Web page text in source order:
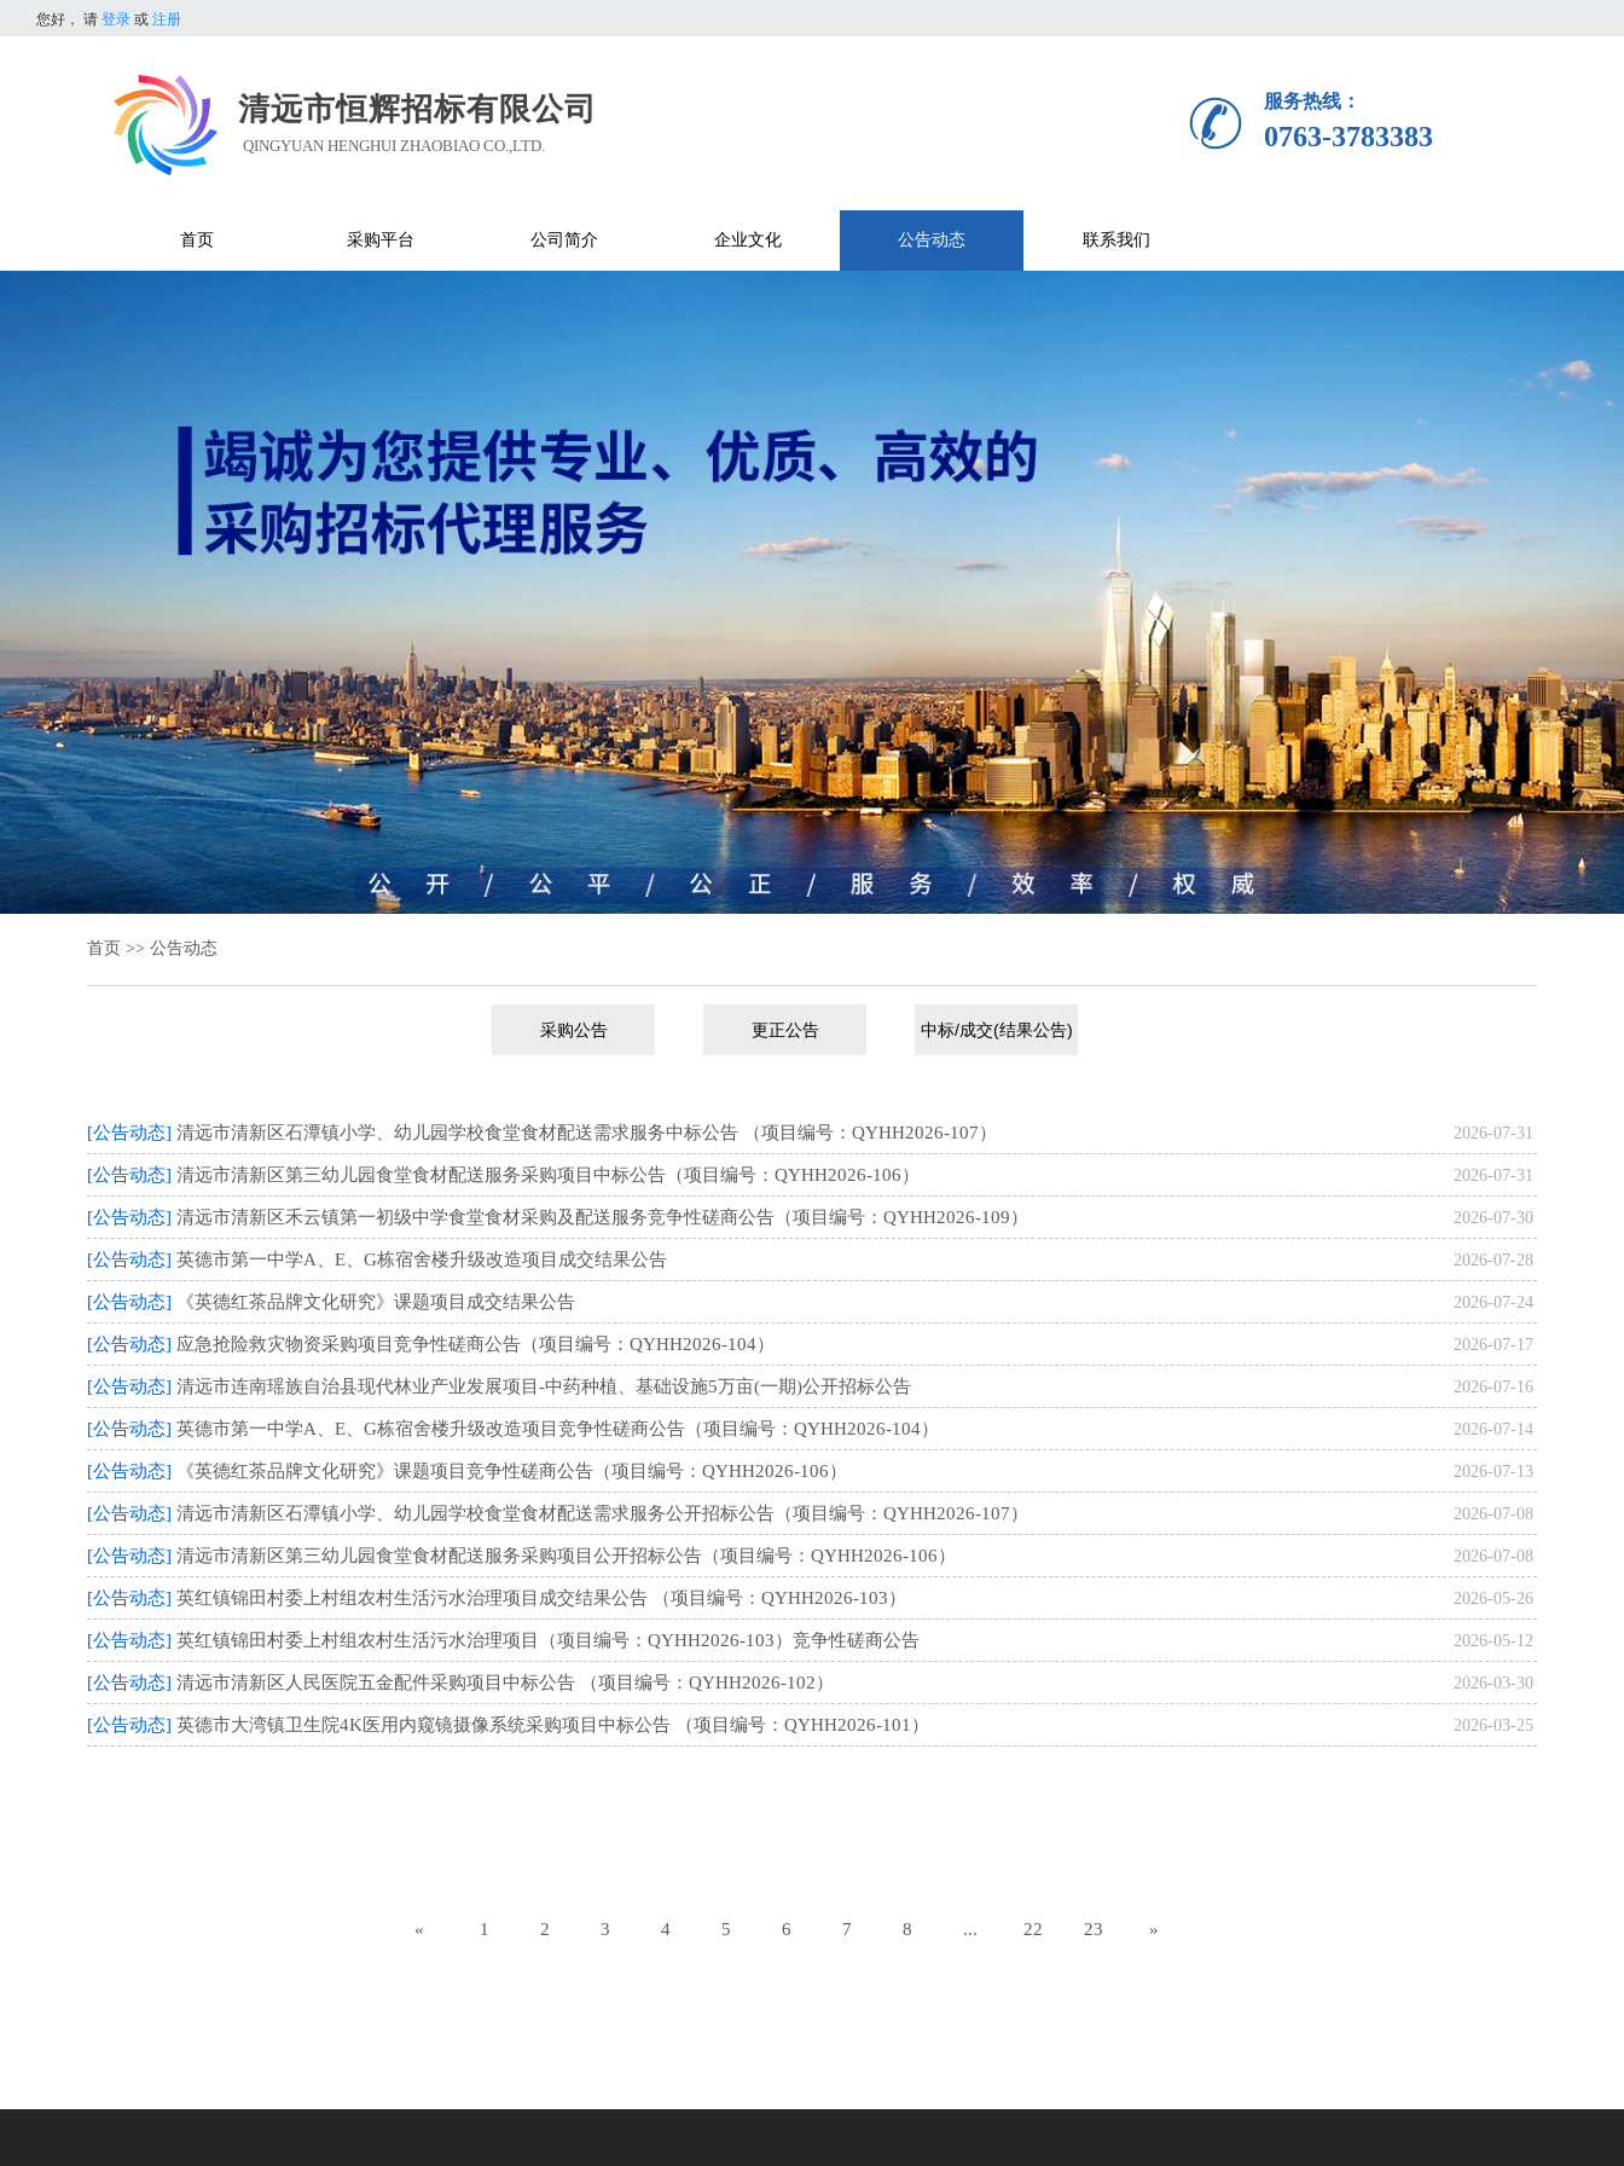
您好， 请 登录 或 注册
清远市恒辉招标有限公司
QINGYUAN HENGHUI ZHAOBIAO CO.,LTD.
服务热线：
0763-3783383
首页 采购平台 公司简介 企业文化 公告动态 联系我们
首页 >> 公告动态
采购公告 更正公告 中标/成交(结果公告)
[公告动态] 清远市清新区石潭镇小学、幼儿园学校食堂食材配送需求服务中标公告 （项目编号：QYHH2026-107） 2026-07-31
[公告动态] 清远市清新区第三幼儿园食堂食材配送服务采购项目中标公告（项目编号：QYHH2026-106） 2026-07-31
[公告动态] 清远市清新区禾云镇第一初级中学食堂食材采购及配送服务竞争性磋商公告（项目编号：QYHH2026-109） 2026-07-30
[公告动态] 英德市第一中学A、E、G栋宿舍楼升级改造项目成交结果公告 2026-07-28
[公告动态] 《英德红茶品牌文化研究》课题项目成交结果公告 2026-07-24
[公告动态] 应急抢险救灾物资采购项目竞争性磋商公告（项目编号：QYHH2026-104） 2026-07-17
[公告动态] 清远市连南瑶族自治县现代林业产业发展项目-中药种植、基础设施5万亩(一期)公开招标公告 2026-07-16
[公告动态] 英德市第一中学A、E、G栋宿舍楼升级改造项目竞争性磋商公告（项目编号：QYHH2026-104） 2026-07-14
[公告动态] 《英德红茶品牌文化研究》课题项目竞争性磋商公告（项目编号：QYHH2026-106） 2026-07-13
[公告动态] 清远市清新区石潭镇小学、幼儿园学校食堂食材配送需求服务公开招标公告（项目编号：QYHH2026-107） 2026-07-08
[公告动态] 清远市清新区第三幼儿园食堂食材配送服务采购项目公开招标公告（项目编号：QYHH2026-106） 2026-07-08
[公告动态] 英红镇锦田村委上村组农村生活污水治理项目成交结果公告 （项目编号：QYHH2026-103） 2026-05-26
[公告动态] 英红镇锦田村委上村组农村生活污水治理项目（项目编号：QYHH2026-103）竞争性磋商公告 2026-05-12
[公告动态] 清远市清新区人民医院五金配件采购项目中标公告 （项目编号：QYHH2026-102） 2026-03-30
[公告动态] 英德市大湾镇卫生院4K医用内窥镜摄像系统采购项目中标公告 （项目编号：QYHH2026-101） 2026-03-25
« 1 2 3 4 5 6 7 8 ... 22 23 »